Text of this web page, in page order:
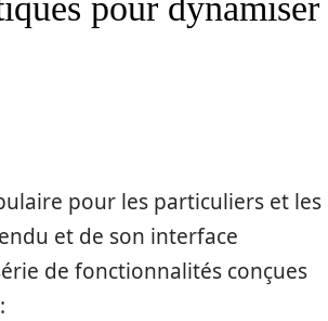
pour dynamiser
pour les particuliers et les
et de son interface
de fonctionnalités conçues